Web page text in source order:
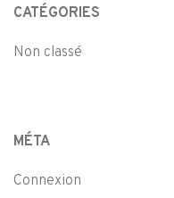
CATÉGORIES
Non classé
MÉTA
Connexion